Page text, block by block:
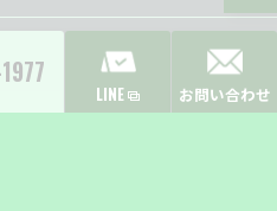
LINE お問い合わせ
Clean Up ALL RIGHTS RESERVED.